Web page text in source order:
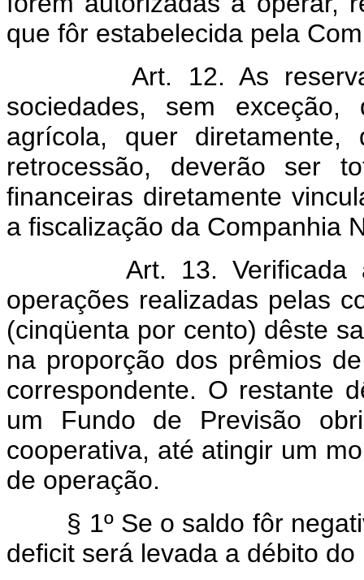
que fôr estabelecida pela
Art. 12. As
sociedades, sem
agrícola, quer
retrocessão, deverão ser
financeiras diretamente
a fiscalização da Companhia
Art. 13.
operações realizadas pelas
(cinqüenta por cento) dêste
na proporção dos prêmios
correspondente. O restante
um Fundo de Previsão
cooperativa, até atingir um
de operação.
§ 1º Se o saldo fôr
deficit será levada a débito